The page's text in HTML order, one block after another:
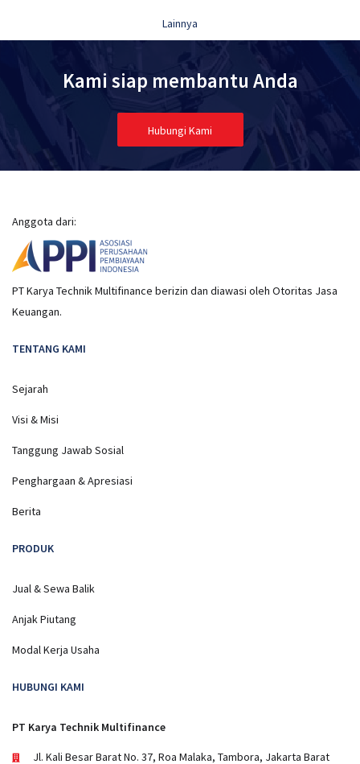
Lainnya
Kami siap membantu Anda
Hubungi Kami
Anggota dari:
PT Karya Technik Multifinance berizin dan diawasi oleh Otoritas Jasa
Keuangan.
TENTANG KAMI
Sejarah
Visi & Misi
Tanggung Jawab Sosial
Penghargaan & Apresiasi
Berita
PRODUK
Jual & Sewa Balik
Anjak Piutang
Modal Kerja Usaha
HUBUNGI KAMI
PT Karya Technik Multifinance
Jl. Kali Besar Barat No. 37, Roa Malaka, Tambora, Jakarta Barat